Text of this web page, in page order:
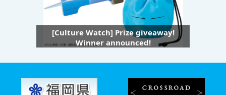
[Culture Watch] Prize giveaway!
Winner announced!